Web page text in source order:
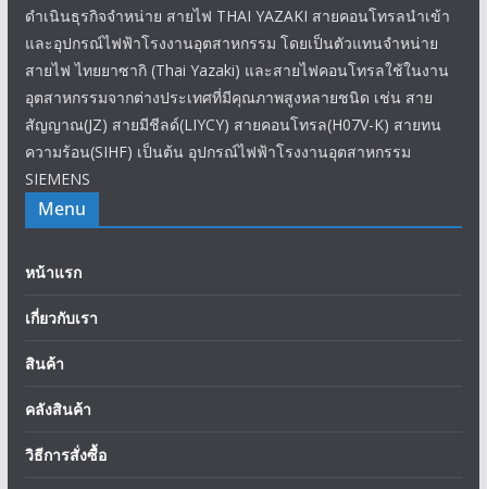
ดำเนินธุรกิจจำหน่าย สายไฟ THAI YAZAKI สายคอนโทรลนำเข้า
และอุปกรณ์ไฟฟ้าโรงงานอุตสาหกรรม โดยเป็นตัวแทนจำหน่าย
สายไฟ ไทยยาซากิ (Thai Yazaki) และสายไฟคอนโทรลใช้ในงาน
อุตสาหกรรมจากต่างประเทศที่มีคุณภาพสูงหลายชนิด เช่น สาย
สัญญาณ(JZ) สายมีชีลด์(LIYCY) สายคอนโทรล(H07V-K) สายทน
ความร้อน(SIHF) เป็นต้น อุปกรณ์ไฟฟ้าโรงงานอุตสาหกรรม
SIEMENS
Menu
หน้าแรก
เกี่ยวกับเรา
สินค้า
คลังสินค้า
วิธีการสั่งซื้อ